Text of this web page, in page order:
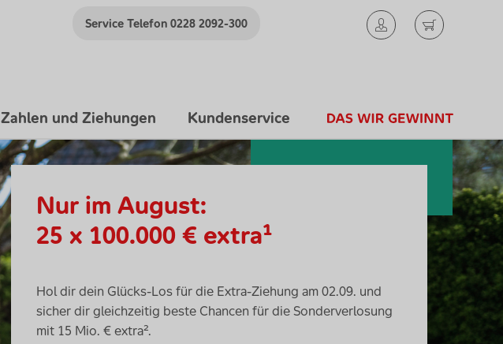
Service Telefon 0228 2092-300
Zahlen und Ziehungen Kundenservice
Nur im August:
25 x 100.000 € extra¹
Hol dir dein Glücks-Los für die Extra-Ziehung am 02.09. und
sicher dir gleichzeitig beste Chancen für die Sonderverlosung
mit 15 Mio. € extra².